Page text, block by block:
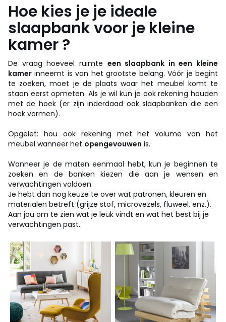
Hoe kies je je ideale
slaapbank voor je kleine
kamer ?
De vraag hoeveel ruimte een slaapbank in een kleine
kamer inneemt is van het grootste belang. Vóór je begint
te zoeken, moet je de plaats waar het meubel komt te
staan eerst opmeten. Als je wil kun je ook rekening houden
met de hoek (er zijn inderdaad ook slaapbanken die een
hoek vormen).
Opgelet: hou ook rekening met het volume van het
meubel wanneer het opengevouwen is.
Wanneer je de maten eenmaal hebt, kun je beginnen te
zoeken en de banken kiezen die aan je wensen en
verwachtingen voldoen.
Je hebt dan nog keuze te over wat patronen, kleuren en
materialen betreft (grijze stof, microvezels, fluweel, enz.).
Aan jou om te zien wat je leuk vindt en wat het best bij je
verwachtingen past.